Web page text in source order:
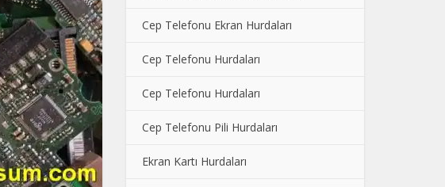
Cep Telefonu Ekran Hurdaları
Cep Telefonu Hurdaları
Cep Telefonu Hurdaları
Cep Telefonu Pili Hurdaları
Ekran Kartı Hurdaları